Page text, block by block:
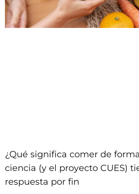
¿Qué significa comer de
ciencia (y el proyecto CUES)
respuesta por fin